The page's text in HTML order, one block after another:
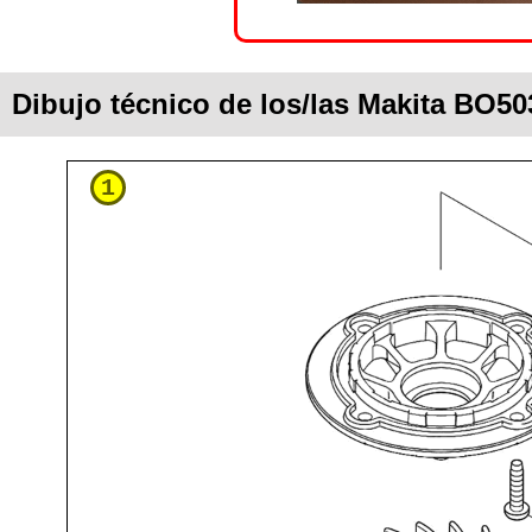
Dibujo técnico de los/las Makita
1